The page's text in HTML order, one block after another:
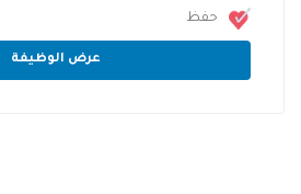
حفظ
عرض الوظيفة